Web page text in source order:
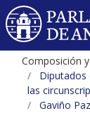
Composición
Diputados
las
Gaviño